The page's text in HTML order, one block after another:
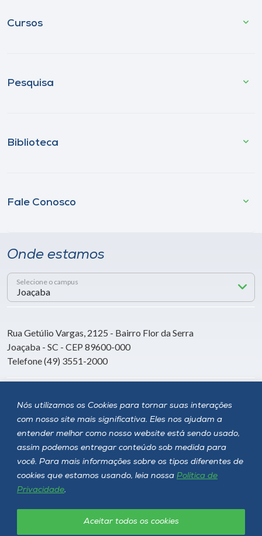
Nós utilizamos os Cookies para tornar suas interações
com nosso site mais significativa. Eles nos ajudam a
entender melhor como nosso website está sendo usado,
assim podemos entregar conteúdo sob medida para
você. Para mais informações sobre os tipos diferentes de
cookies que estamos usando, leia nossa Política de
Privacidade.
Aceitar todos os cookies
Cursos
Pesquisa
Biblioteca
Fale Conosco
Onde estamos
Selecione o campus
Rua Getúlio Vargas, 2125 - Bairro Flor da Serra
Joaçaba - SC - CEP 89600-000
Telefone (49) 3551-2000
Siga a Unoesc
Política de privacidade LGPD